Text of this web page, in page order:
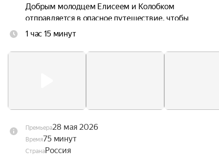
Добрым молодцем Елисеем и Колобком
отправляется в опасное путешествие, чтобы
спасти любимую.
1 час 15 минут
Премьера28 мая 2026
Время75 минут
СтранаРоссия